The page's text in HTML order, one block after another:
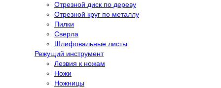
Отрезной диск по дереву
Отрезной круг по металлу
Пилки
Сверла
Шлифовальные листы
Режущий инструмент
Лезвия к ножам
Ножи
Ножницы